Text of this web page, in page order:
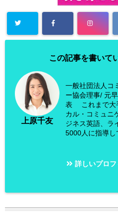
この記事を書いて
上原千友
一般社団法人コ
ー協会理事/ 元
表 これまで大
カル・コミュニ
ジネス英語、ラ
5000人に指導し
詳しいプロ